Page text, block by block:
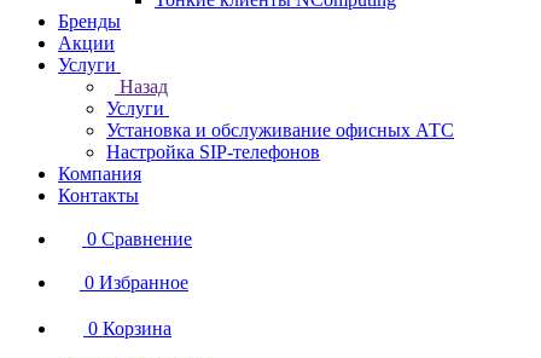
Бренды
Акции
Услуги
Назад
Услуги
Установка и обслуживание офисных АТС
Настройка SIP-телефонов
Компания
Контакты
0 Сравнение
0 Избранное
0 Корзина